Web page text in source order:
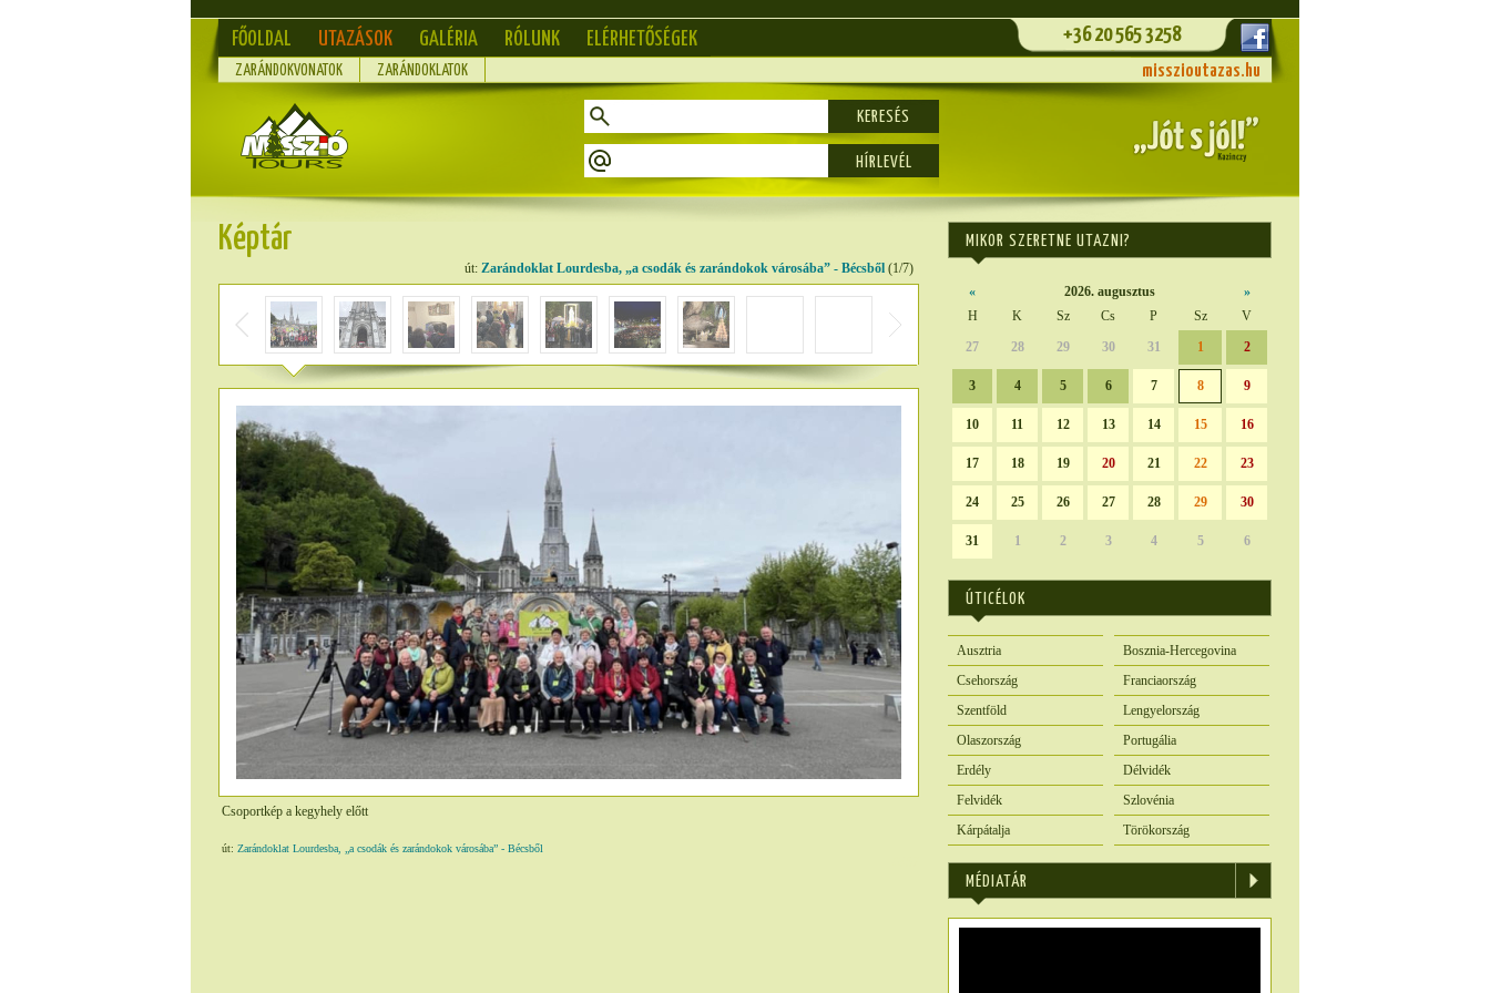
FŐOLDAL UTAZÁSOK GALÉRIA RÓLUNK ELÉRHETŐSÉGEK +36 20 565 3258
ZARÁNDOKVONATOK ZARÁNDOKLATOK misszioutazas.hu
KERESÉS
Képtár
út: Zarándoklat Lourdesba, „a csodák és zarándokok városába” - Bécsből (1/7)
Csoportkép a kegyhely előtt
út: Zarándoklat Lourdesba, „a csodák és zarándokok városába” - Bécsből
MIKOR SZERETNE UTAZNI?
« 2026. augusztus
»
H
K Sz Cs P Sz
V
27
28 29 30 31 1 2
3 4 5 6 7 8 9
10 11 12 13 14 15 16
17 18 19 20 21 22 23
24 25 26 27 28 29 30
31 1 2 3 4 5 6
ÚTICÉLOK
Ausztria
Bosznia-Hercegovina
Csehország
Franciaország
Szentföld
Lengyelország
Olaszország
Portugália
Erdély
Délvidék
Felvidék
Szlovénia
Kárpátalja
Törökország
MÉDIATÁR